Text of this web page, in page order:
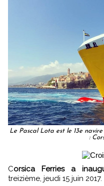
Le Pascal Lota est le 13e
:
Corsica Ferries a
treizième, jeudi 15 juin 2017.